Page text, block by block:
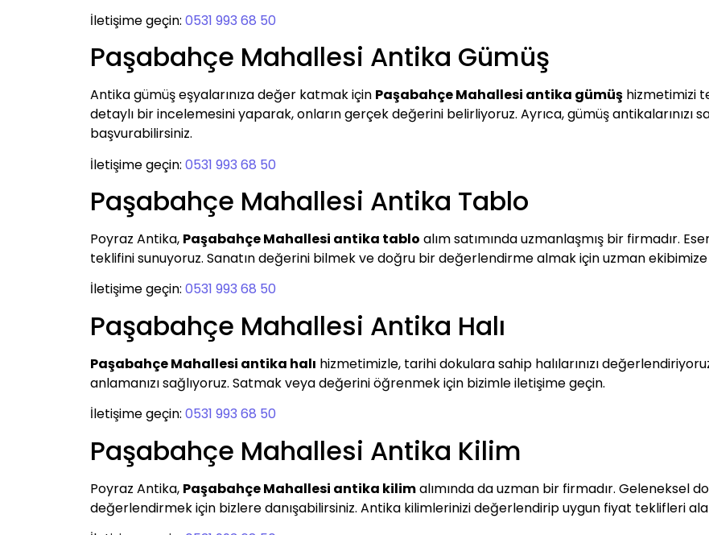
İletişime geçin: 0531 993 68 50
Paşabahçe Mahallesi Antika Gümüş
Antika gümüş eşyalarınıza değer katmak için Paşabahçe Mahallesi antika gümüş hizmetimizi
detaylı bir incelemesini yaparak, onların gerçek değerini belirliyoruz. Ayrıca, gümüş antikalarınızı
başvurabilirsiniz.
İletişime geçin: 0531 993 68 50
Paşabahçe Mahallesi Antika Tablo
Poyraz Antika, Paşabahçe Mahallesi antika tablo alım satımında uzmanlaşmış bir firmadır.
teklifini sunuyoruz. Sanatın değerini bilmek ve doğru bir değerlendirme almak için uzman ekibimize
İletişime geçin: 0531 993 68 50
Paşabahçe Mahallesi Antika Halı
Paşabahçe Mahallesi antika halı hizmetimizle, tarihi dokulara sahip halılarınızı
anlamanızı sağlıyoruz. Satmak veya değerini öğrenmek için bizimle iletişime geçin.
İletişime geçin: 0531 993 68 50
Paşabahçe Mahallesi Antika Kilim
Poyraz Antika, Paşabahçe Mahallesi antika kilimalımında da uzman bir firmadır. Geleneksel
değerlendirmek için bizlere danışabilirsiniz. Antika kilimlerinizi değerlendirip uygun fiyat teklifleri